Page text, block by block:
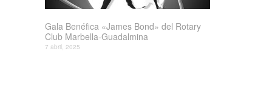
Gala Benéfica «James Bond» del Rotary
Club Marbella-Guadalmina
7 abril, 2025